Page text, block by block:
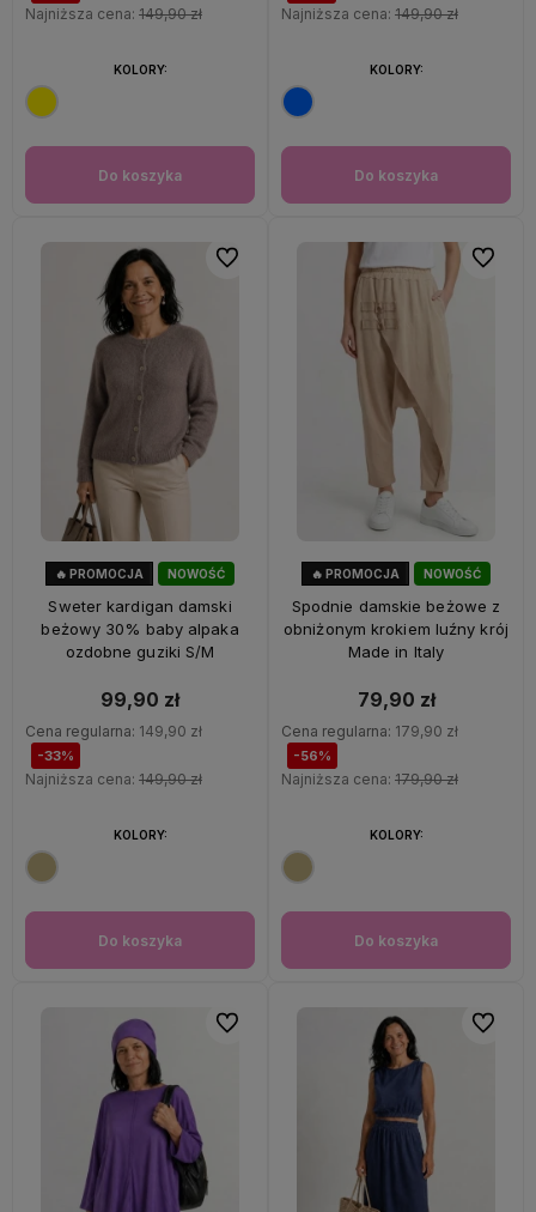
Najniższa cena: 149,90 zł
Do koszyka
KOLORY:
Najniższa cena: 149,90 zł
Do koszyka
KOLORY:
NOWOŚĆ
🔥 PROMOCJA
Sweter kardigan damski
beżowy 30% baby alpaka
ozdobne guziki S/M
99,90 zł
Cena regularna: 149,90 zł
-33%
Najniższa cena: 149,90 zł
Do koszyka
KOLORY:
Do ulubionych
NOWOŚĆ
🔥 PROMOCJA
Spodnie damskie beżowe z
obniżonym krokiem luźny krój
Made in Italy
79,90 zł
Cena regularna: 179,90 zł
-56%
Najniższa cena: 179,90 zł
Do koszyka
KOLORY:
Do
Do ulubionych Do